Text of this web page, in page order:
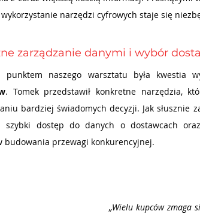
narzędzi cyfrowych staje się
zarządzanie danymi i wybór
punktem naszego warsztatu była kwestia
. Tomek przedstawił konkretne narzędzia,
bardziej świadomych decyzji. Jak słusznie
szybki dostęp do danych o dostawcach
budowania przewagi konkurencyjnej.
„Wielu kupców zmaga